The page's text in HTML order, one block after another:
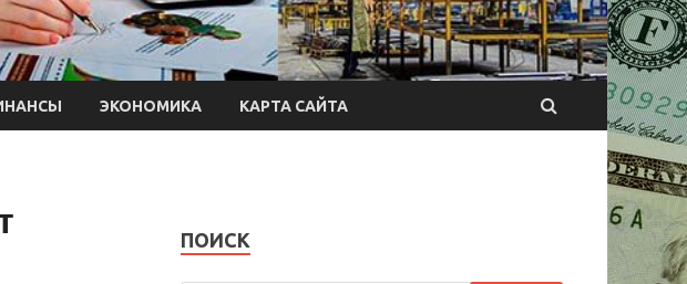
ЭКОНОМИКА КАРТА САЙТА
ПОИСК